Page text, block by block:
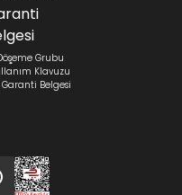
Grubu
Klavuzu
Garanti Belgesi